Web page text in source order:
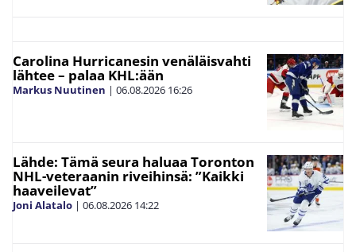
Carolina Hurricanesin venäläisvahti
lähtee – palaa KHL:ään
Markus Nuutinen | 06.08.2026 16:26
Lähde: Tämä seura haluaa Toronton
NHL-veteraanin riveihinsä: ”Kaikki
haaveilevat”
Joni Alatalo | 06.08.2026 14:22